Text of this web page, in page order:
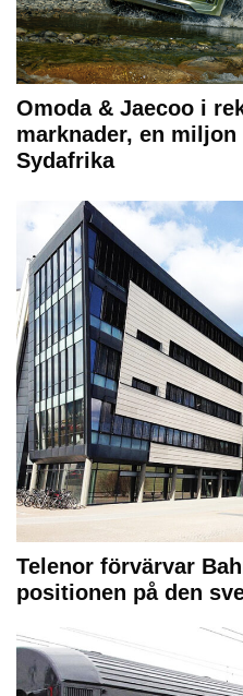
Omoda & Jaecoo i
marknader, en
Sydafrika
Telenor förvärvar
positionen på den